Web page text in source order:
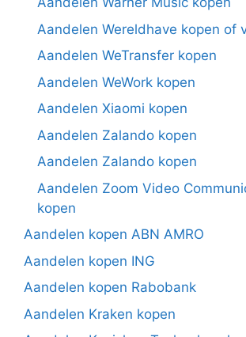
Aandelen Wereldhave kopen of
Aandelen WeTransfer kopen
Aandelen WeWork kopen
Aandelen Xiaomi kopen
Aandelen Zalando kopen
Aandelen Zalando kopen
Aandelen Zoom Video
kopen
Aandelen kopen ABN AMRO
Aandelen kopen ING
Aandelen kopen Rabobank
Aandelen Kraken kopen